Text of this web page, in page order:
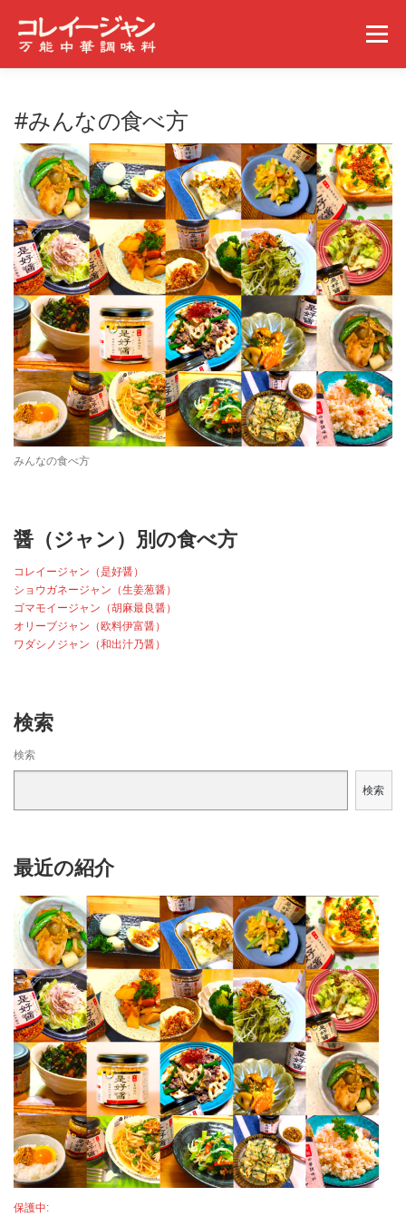
メニュー
みんなの食べ方 ギャラリー 事業概要 ニュース
問い合わせ
#みんなの食べ方
みんなの食べ方
醤（ジャン）別の食べ方
コレイージャン（是好醤）
ショウガネージャン（生姜葱醤）
ゴマモイージャン（胡麻最良醤）
オリーブジャン（欧料伊富醤）
ワダシノジャン（和出汁乃醤）
検索
検索
検索
最近の紹介
保護中: